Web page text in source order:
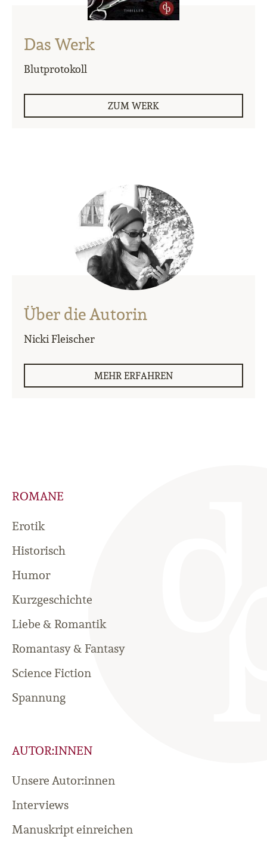
Das Werk
Blutprotokoll
ZUM WERK
Über die Autorin
Nicki Fleischer
MEHR ERFAHREN
ROMANE
Erotik
Historisch
Humor
Kurzgeschichte
Liebe & Romantik
Romantasy & Fantasy
Science Fiction
Spannung
AUTOR:INNEN
Unsere Autor:innen
Interviews
Manuskript einreichen